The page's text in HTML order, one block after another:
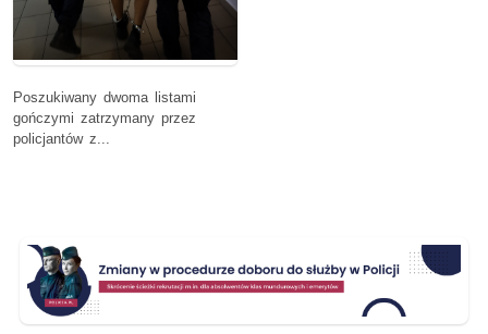
Poszukiwany dwoma listami
gończymi zatrzymany przez
policjantów z...